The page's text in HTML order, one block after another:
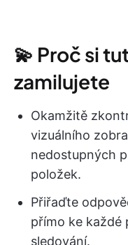
💫 Proč si
zamilujete
Okamžitě
vizuálního
nedostupných
položek.
Přiřaďte
přímo ke každé
sledování.